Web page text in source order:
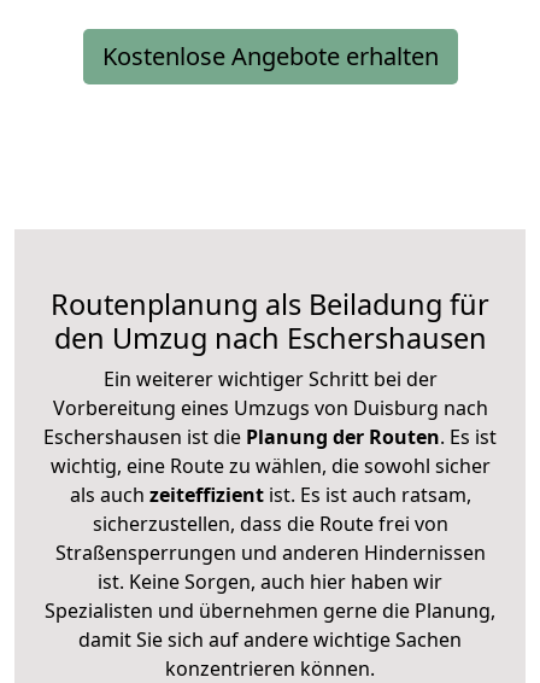
Kostenlose Angebote erhalten
Routenplanung als Beiladung für
den Umzug nach Eschershausen
Ein weiterer wichtiger Schritt bei der
Vorbereitung eines Umzugs von Duisburg nach
Eschershausen ist die Planung der Routen. Es ist
wichtig, eine Route zu wählen, die sowohl sicher
als auch zeiteffizientist. Es ist auch ratsam,
sicherzustellen, dass die Route frei von
Straßensperrungen und anderen Hindernissen
ist. Keine Sorgen, auch hier haben wir
Spezialisten und übernehmen gerne die Planung,
damit Sie sich auf andere wichtige Sachen
konzentrieren können.